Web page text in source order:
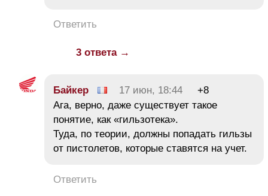
Ответить
3 ответа →
Байкер 17 июн, 18:44
+8
Ага, верно, даже существует такое
понятие, как «гильзотека».
Туда, по теории, должны попадать гильзы
от пистолетов, которые ставятся на учет.
Ответить